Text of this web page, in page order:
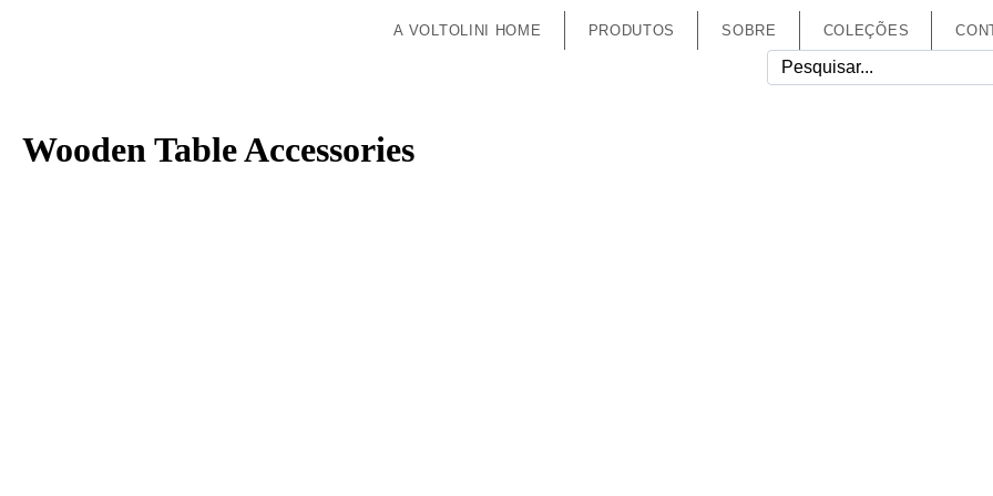
A VOLTOLINI HOME PRODUTOS SOBRE COLEÇÕES
Wooden Table Accessories